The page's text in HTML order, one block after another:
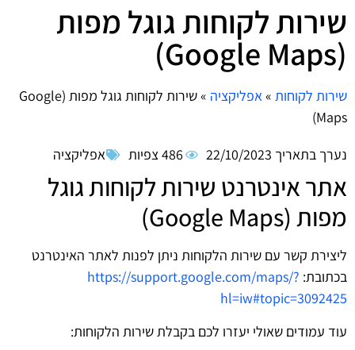
שירות לקוחות גוגל מפות
(Google Maps)
שירות לקוחות »אפליקציה »
שירות לקוחות גוגל מפות (Google
Maps)
נערך בתאריך 22/10/2023 486 צפיות אפליקציה
אתר אינטרנט שירות לקוחות גוגל
מפות (Google Maps)
ליצירת קשר עם שירות הלקוחות ניתן לפנות לאתר האינטרנט
בכתובת: https://support.google.com/maps/?
hl=iw#topic=3092425
עוד עמודים שאולי יעזרו לכם בקבלת שירות הלקוחות: